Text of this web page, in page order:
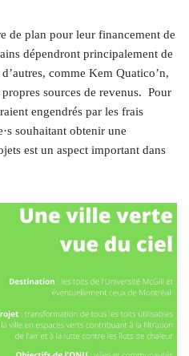
de plan pour leur financement de
dépendront principalement de
comme Kem Quatico’n,
sources de revenus. Pour
engendrés par les frais
souhaitant obtenir une
est un aspect important dans